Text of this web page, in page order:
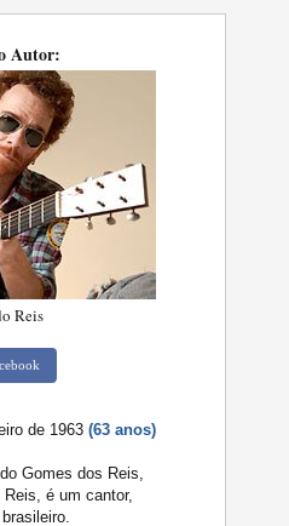
Autor:
Reis
de 1963(63 anos)
Gomes dos Reis,
é um cantor,